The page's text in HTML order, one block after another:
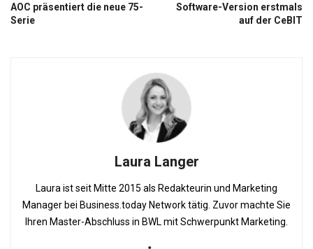
AOC präsentiert die neue 75-
Serie
Software-Version erstmals
auf der CeBIT
Laura Langer
Laura ist seit Mitte 2015 als Redakteurin und Marketing
Manager bei Business.today Network tätig. Zuvor machte Sie
Ihren Master-Abschluss in BWL mit Schwerpunkt Marketing.